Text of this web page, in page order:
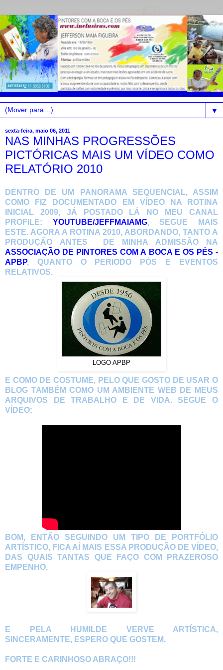
▼
sexta-feira, maio 06, 2011
NAS MINHAS PROGRESSÕES
PICTÓRICAS MAIS UM VÍDEO COMO
RELATÓRIO 2010
DENTRO DE UM PANORAMA SEQUENCIAL, ASSIM
COMO FIZ DOCUMENTADO EM VÍDEO NA ROTINA
INICIAL 2009, JÁ POSTADO LÁ NO MEU CANAL
PROFILE: YOUTUBE/JEFFMAIAMG, SEGUE MAIS
ESTE. AGORA A ROTINA 2010, ABORDANDO, TANTO A
PRODUÇÃO ANTES DE MINHA ADMISSÃO NA
ASSOCIAÇÃO DE PINTORES COM A BOCA E OS PÉS -
APBP, QUANTO O PERIODO PÓS E EVENTOS
RELATIVOS.
LOGO APBP
E COMO DE COSTUME, PELO QUE GOSTO DE USAR O
BLOG TAMBÉM COMO UM AMBIENTE WEB DE MEUS
ARQUIVOS DE TRABALHO E DE VIDA. SEGUE O
VÍDEO:
BOM, ENTÃO SEGUINDO UM TIPO DE PORTFÓLIO
ARTÍSTICO, FICA AÍ MAIS ESSA PRODUÇÃO DE VÍDEO,
DAS QUAIS TANTAS QUE FAÇO COM PRAZEROSO
EMPENHO.
E PELA HUMILDE VERVE ARTÍSTICA,
SINCERAMENTE, ESPERO QUE GOSTEM.
FORTE E CARINHOSO ABRAÇO!!!